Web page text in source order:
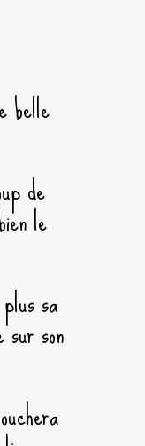
belle
de
le
sa
son